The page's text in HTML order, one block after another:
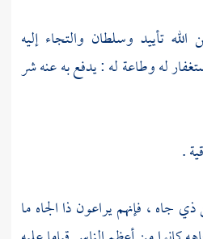
تأييد وسلطان والتجاء إليه
له وطاعة له : يدفع به عنه شر
.
جاه ، فإنهم يراعون ذا الجاه ما